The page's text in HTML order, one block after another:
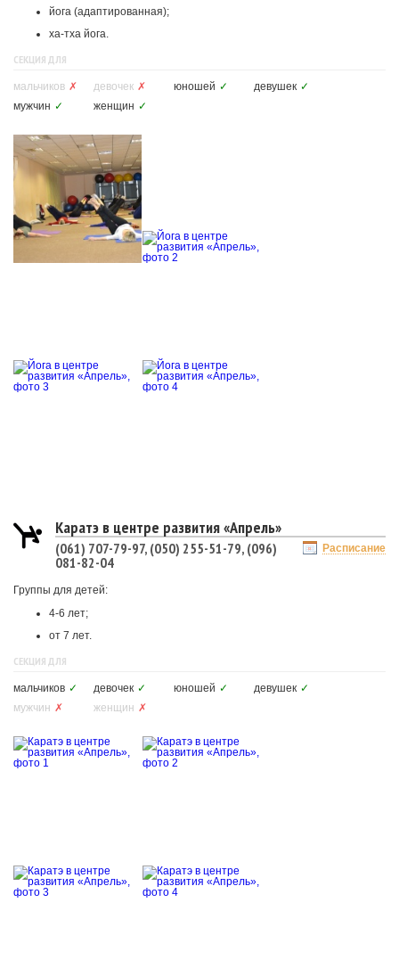
йога (адаптированная);
ха-тха йога.
СЕКЦИЯ ДЛЯ
мальчиков ✗ девочек ✗ юношей ✓ девушек ✓
мужчин ✓ женщин ✓
Каратэ в центре развития «Апрель»
Расписание
(061) 707-79-97, (050) 255-51-79, (096)
081-82-04
Группы для детей:
4-6 лет;
от 7 лет.
СЕКЦИЯ ДЛЯ
мальчиков ✓ девочек ✓ юношей ✓ девушек ✓
мужчин ✗ женщин ✗